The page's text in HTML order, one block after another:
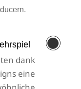
dank
eine
